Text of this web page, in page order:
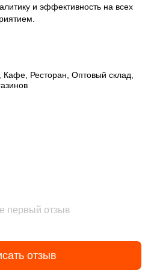
и эффективность на всех
Кафе, Ресторан, Оптовый склад,
первый отзыв
отзыв